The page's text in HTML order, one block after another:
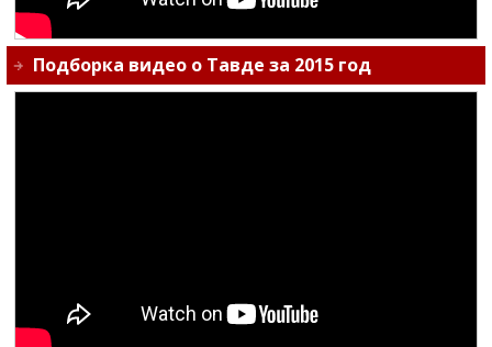
Подборка видео о Тавде за 2015 год